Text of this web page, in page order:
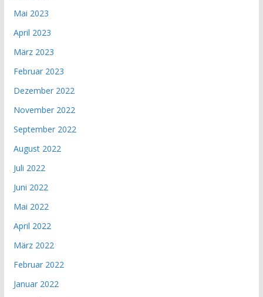
Mai 2023
April 2023
März 2023
Februar 2023
Dezember 2022
November 2022
September 2022
August 2022
Juli 2022
Juni 2022
Mai 2022
April 2022
März 2022
Februar 2022
Januar 2022